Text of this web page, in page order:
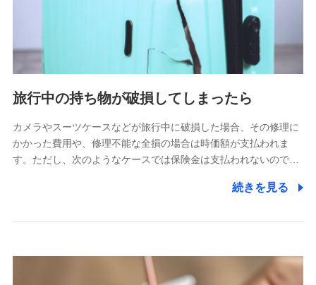
旅行中の持ち物が破損してしまったら
カメラやスーツケースなどが旅行中に破損した場合、その修理に
かかった費用や、修理不能な全損の場合は時価額が支払われま
す。ただし、次のようなケースでは保険金は支払われないので…
続きを見る